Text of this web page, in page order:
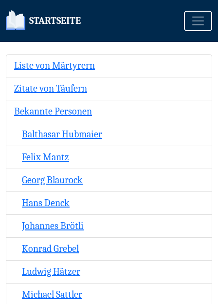
STARTSEITE
Liste von Märtyrern
Zitate von Täufern
Bekannte Personen
Balthasar Hubmaier
Felix Mantz
Georg Blaurock
Hans Denck
Johannes Brötli
Konrad Grebel
Ludwig Hätzer
Michael Sattler